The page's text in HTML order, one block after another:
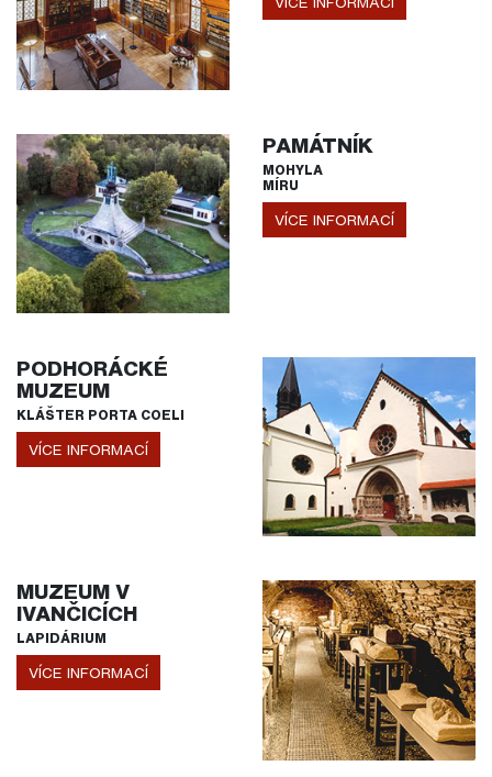
PAMÁTNÍK
MOHYLA
MÍRU
VÍCE INFORMACÍ
PODHORÁCKÉ
MUZEUM
KLÁŠTER PORTA COELI
VÍCE INFORMACÍ
MUZEUM V
IVANČICÍCH
LAPIDÁRIUM
VÍCE INFORMACÍ